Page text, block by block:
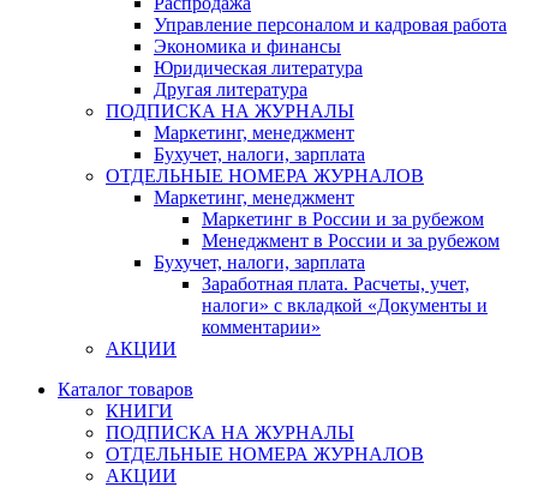
Управление персоналом и кадровая работа
Экономика и финансы
Юридическая литература
Другая литература
ПОДПИСКА НА ЖУРНАЛЫ
Маркетинг, менеджмент
Бухучет, налоги, зарплата
ОТДЕЛЬНЫЕ НОМЕРА ЖУРНАЛОВ
Маркетинг, менеджмент
Маркетинг в России и за рубежом
Менеджмент в России и за рубежом
Бухучет, налоги, зарплата
Заработная плата. Расчеты, учет,
налоги» с вкладкой «Документы и
комментарии»
АКЦИИ
Каталог товаров
КНИГИ
ПОДПИСКА НА ЖУРНАЛЫ
ОТДЕЛЬНЫЕ НОМЕРА ЖУРНАЛОВ
АКЦИИ